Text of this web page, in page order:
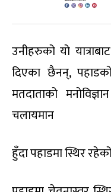
उनीहरुको यो
दिएका छैनन्,
मतदाताको
चलायमान
हुँदा पहाडमा स्थिर